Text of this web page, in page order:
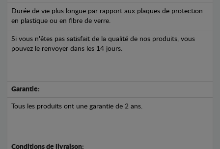
Durée de vie plus longue par rapport aux plaques de protection
en plastique ou en fibre de verre.
Si vous n'êtes pas satisfait de la qualité de nos produits, vous
pouvez le renvoyer dans les 14 jours.
Garantie:
Tous les produits ont une garantie de 2 ans.
Conditions de livraison: